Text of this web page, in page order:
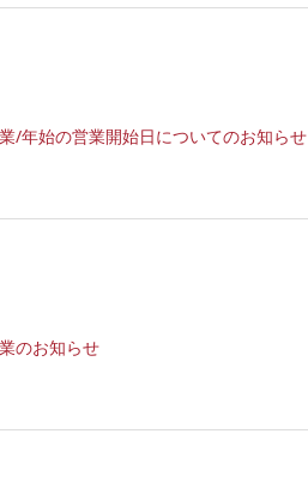
/年始の営業開始日についてのお知らせ
のお知らせ